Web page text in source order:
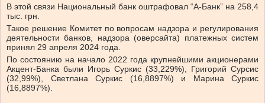
В этой связи Национальный банк оштрафовал “А-Банк” на 258,4
тыс. грн.
Такое решение Комитет по вопросам надзора и регулирования
деятельности банков, надзора (оверсайта) платежных систем
принял 29 апреля 2024 года.
По состоянию на начало 2022 года крупнейшими акционерами
Акцент-Банка были Игорь Суркис (33,229%), Григорий Сурсис
(32,99%), Светлана Суркис (16,8897%) и Марина Суркис
(16,8897%).